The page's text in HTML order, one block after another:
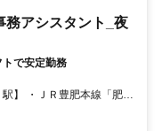
務アシスタント_夜
トで安定勤務
】 ・ＪＲ豊肥本線「肥後